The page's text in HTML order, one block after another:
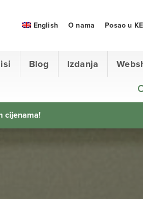
Blog Izdanja
English O nama Posao u
cijenama!